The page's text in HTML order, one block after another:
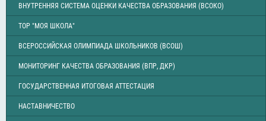
ВНУТРЕННЯЯ СИСТЕМА ОЦЕНКИ КАЧЕСТВА ОБРАЗОВАНИЯ (ВСОКО)
ТОР "МОЯ ШКОЛА"
ВСЕРОССИЙСКАЯ ОЛИМПИАДА ШКОЛЬНИКОВ (ВСОШ)
МОНИТОРИНГ КАЧЕСТВА ОБРАЗОВАНИЯ (ВПР, ДКР)
ГОСУДАРСТВЕННАЯ ИТОГОВАЯ АТТЕСТАЦИЯ
НАСТАВНИЧЕСТВО